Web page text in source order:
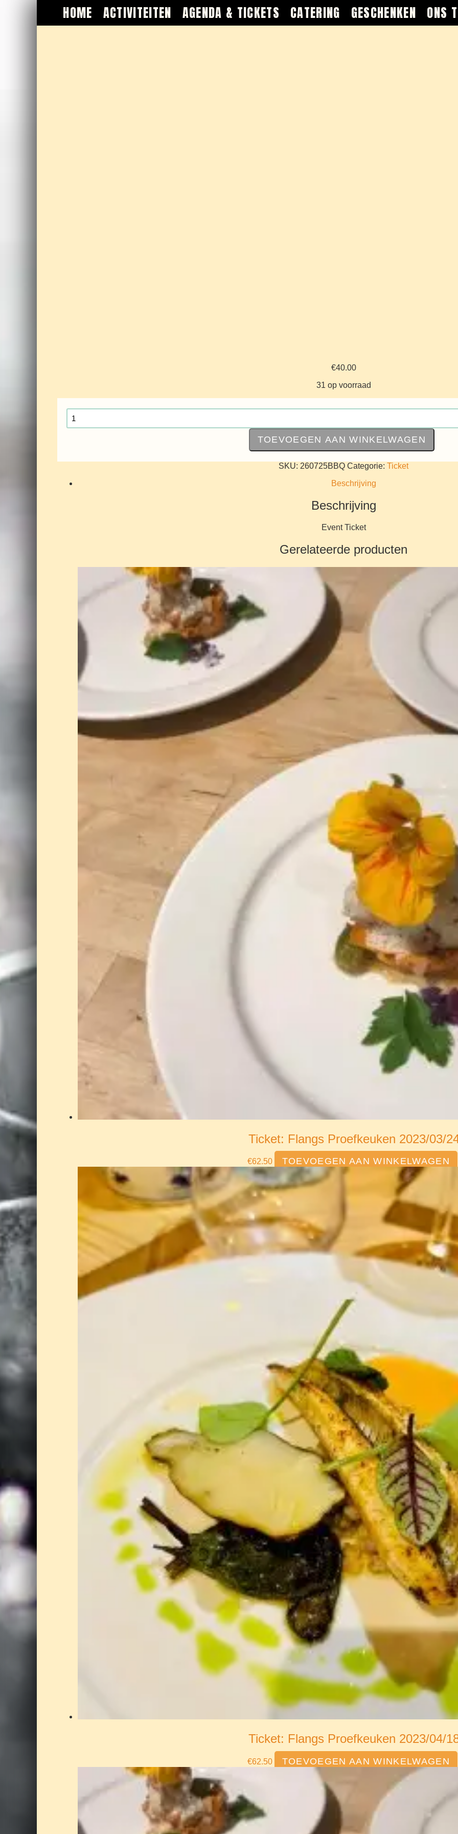
HOME ACTIVITEITEN AGENDA & TICKETS CATERING GESCHENKEN ONS
€40.00
31 op voorraad
Ticket:
Zomer
BBQ
TOEVOEGEN AAN WINKELWAGEN
SKU: 260725BBQ Categorie: Ticket
Beschrijving
Beschrijving
Event Ticket
Gerelateerde producten
Ticket: Flangs Proefkeuken 2023/03/
€62.50 TOEVOEGEN AAN WINKELWAGEN
Ticket: Flangs Proefkeuken 2023/04/
€62.50 TOEVOEGEN AAN WINKELWAGEN